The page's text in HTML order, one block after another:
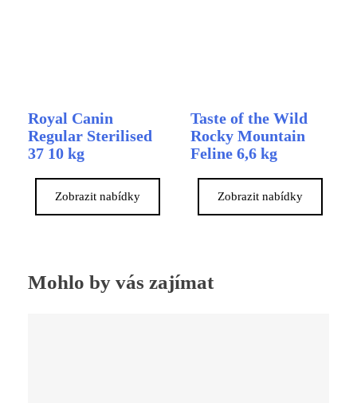
Royal Canin
Regular Sterilised
37 10 kg
Zobrazit nabídky
Taste of the Wild
Rocky Mountain
Feline 6,6 kg
Zobrazit nabídky
Mohlo by vás zajímat